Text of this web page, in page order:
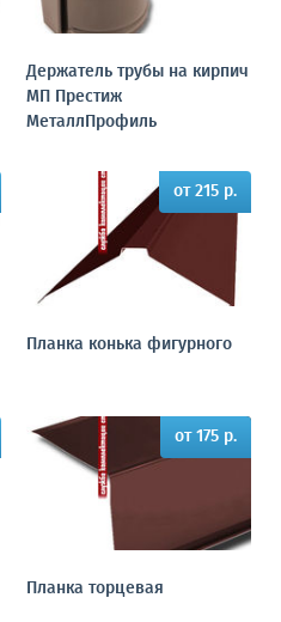
Держатель трубы на кирпич
МП Престиж
МеталлПрофиль
от 215 р.
Планка конька фигурного
от 175 р.
Планка торцевая